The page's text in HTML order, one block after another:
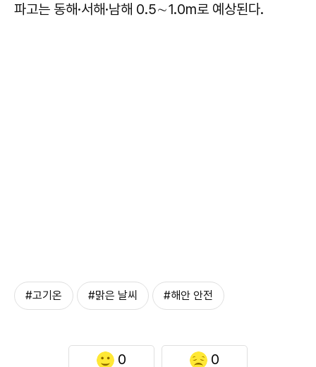
파고는 동해·서해·남해 0.5∼1.0m로 예상된다.
#고기온 #맑은 날씨 #해안 안전
0 0